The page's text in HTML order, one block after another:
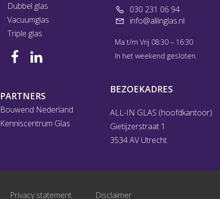
Dubbel glas
Vacuumglas
Triple glas
030 231 06 94
info@allinglas.nl
Ma t/m Vrij 08:30 – 16:30
In het weekend gesloten.
PARTNERS
Bouwend Nederland
Kenniscentrum Glas
BEZOEKADRES
ALL-IN GLAS (hoofdkantoor)
Gietijzerstraat 1
3534 AV Utrecht
Privacy statement Disclaimer